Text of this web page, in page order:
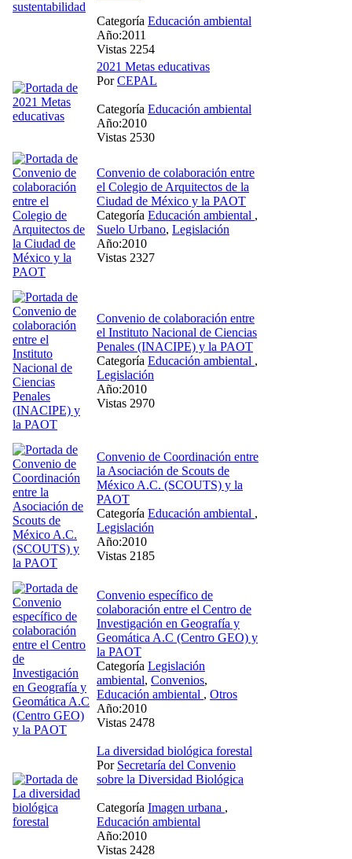
Categoría Educación ambiental
Año:2011
Vistas 2254
2021 Metas educativas
PorCEPAL
Categoría Educación ambiental
Año:2010
Vistas 2530
Convenio de colaboración entre
el Colegio de Arquitectos de la
Ciudad de México y la PAOT
Categoría Educación ambiental ,
Suelo Urbano, Legislación
Año:2010
Vistas 2327
Convenio de colaboración entre
el Instituto Nacional de Ciencias
Penales (INACIPE) y la PAOT
Categoría Educación ambiental ,
Legislación
Año:2010
Vistas 2970
Convenio de Coordinación entre
la Asociación de Scouts de
México A.C. (SCOUTS) y la
PAOT
Categoría Educación ambiental ,
Legislación
Año:2010
Vistas 2185
Convenio específico de
colaboración entre el Centro de
Investigación en Geografía y
Geomática A.C (Centro GEO) y
la PAOT
Categoría Legislación
ambiental, Convenios,
Educación ambiental , Otros
Año:2010
Vistas 2478
La diversidad biológica forestal
Por Secretaría del Convenio
sobre la Diversidad Biológica
Categoría Imagen urbana ,
Educación ambiental
Año:2010
Vistas 2428